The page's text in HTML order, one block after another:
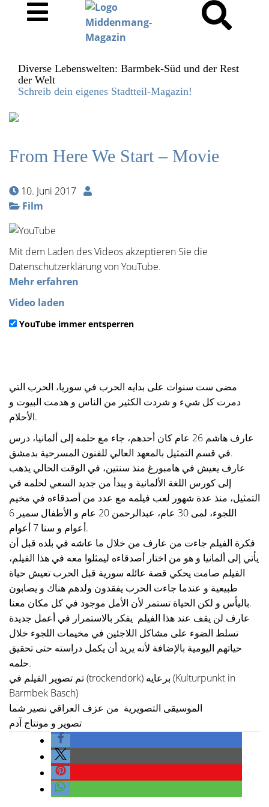
Diverse Lebenswelten: Barmbek-Süd und der Rest
der Welt
Schreib dein eigenes Stadtteil-Magazin!
From Here We Start – Movie
10. Juni 2017
Film
Mit dem Laden des Videos akzeptieren Sie die
Datenschutzerklärung von YouTube.
Mehr erfahren
Video laden
YouTube immer entsperren
مضى ست سنوات على بدايه الحرب في سوريا، الحرب التي
دمرت كل شيء و شردت الكثير من الناس و هدمت البيوت و
الأحلام.
عارف هاشم 26 عام كان أحدهم، جاء مع حلمه إلى ألمانيا، درس
في قسم التمثيل بالمعهد العالي للفنون المسرحية بدمشق.
عارف يعيش في هامبورغ منذ سنتين، في الوقت الحالي يذهب
إلى كورس اللغة الألمانية و يبدأ من جديد السعي لحلمه في
التمثيل، منذ عدة شهور لعب فيلمه مع عدد من أصدقاءه في مخيم
اللجوء، لمى 30 عام، عبدالرحمن 20 عام و الأطفال سمير 6
أعوام و سنا 7 أعوام.
فكرة الفيلم جاءت من عارف من خلال ما عاشه في بلده قبل أن
يأتي إلى ألمانيا و هو من اختار أصدقاءه ليمثلوا معه في هذا الفيلم،
الفيلم صامت يحكي قصة عائله سورية قبل الحرب تعيش حياة
طبيعية و عندما جاءت الحرب يفقدون ولدهم هناك و يصابون
باليأس و لكن الحياة تستمر لأن الأمل موجود في كل مكان معنا.
عارف لن يقف عند هذا الفيلم يفكر بالاستمرار في أعمل جديدة
تسلط الضوء على مشاكل اللاجئين في مخيمات اللجوء خلال
حياتهم اليومية بالإضافة لأنه يريد أن يكمل دراسته حتى تحقيق
حلمه.
تم تصوير الفيلم في (trockendork) برعايه (Kulturpunkt in
Barmbek Basch)
الموسيقى التصويرية من عزف العراقي نصير شما
تصوير و مونتاج آدم